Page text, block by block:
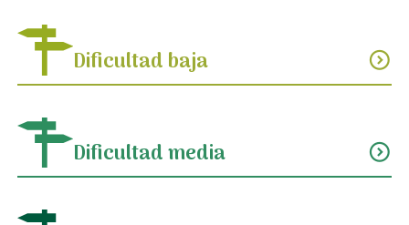
Dificultad baja expand_circle_down
Dificultad media expand_circle_down